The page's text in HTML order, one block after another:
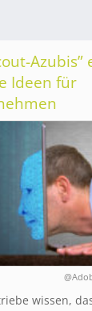
Azubis”
Ideen für
wissen,